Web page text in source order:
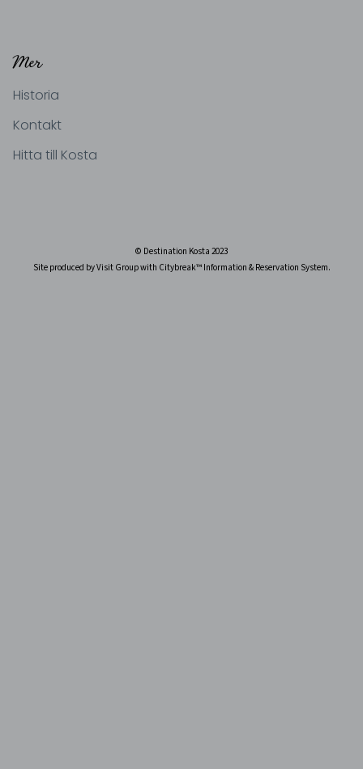
Mer
Historia
Kontakt
Hitta till Kosta
© Destination Kosta 2023
Site produced by Visit Group with Citybreak™ Information & Reservation System.